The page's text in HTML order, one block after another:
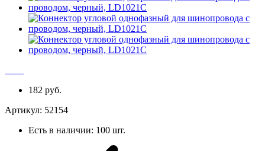
182 руб.
Артикул: 52154
Есть в наличии: 100 шт.